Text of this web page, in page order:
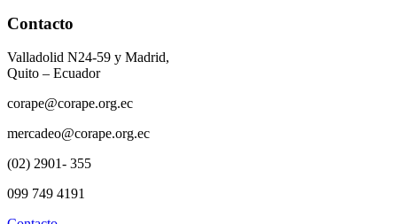
Contacto
Valladolid N24-59 y Madrid,
Quito – Ecuador
corape@corape.org.ec
mercadeo@corape.org.ec
(02) 2901- 355
099 749 4191